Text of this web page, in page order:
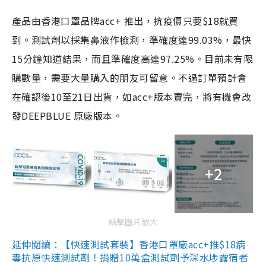
產品由香港口罩品牌acc+ 推出，抗疫價只要$18就買
到。測試劑以採集鼻液作檢測，準確度達99.03%，最快
15分鐘知道結果，而且準確度高達97.25%。目前未有限
購數量，需要大量購入的朋友可留意。不過訂單預計會
在確認後10至21日出貨，如acc+版本賣完，將有機會改
發DEEPBLUE 原廠版本。
+2
點擊圖片放大
延伸閱讀：【快速測試套裝】香港口罩廠acc+推$18病
毒抗原快速測試劑！捐贈10萬盒測試劑予深水埗露宿者